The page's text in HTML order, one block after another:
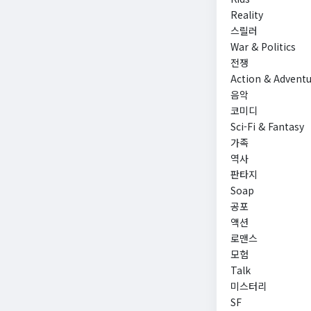
Reality
스릴러
War & Politics
전쟁
Action &
음악
코미디
Sci-Fi & Fantasy
가족
역사
판타지
Soap
공포
액션
로맨스
모험
Talk
미스터리
SF